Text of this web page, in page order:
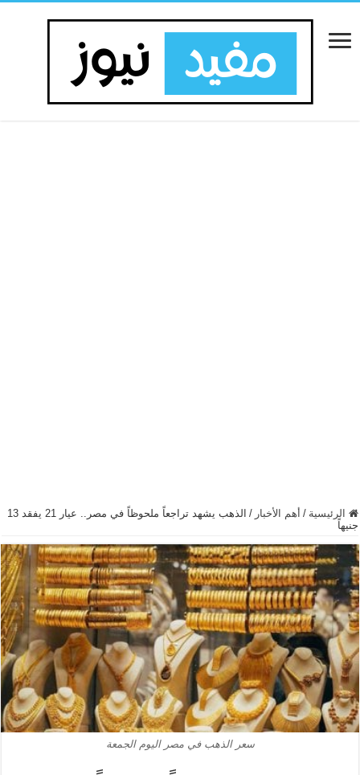
الرئيسية / أهم الأخبار /
الذهب يشهد تراجعاً ملحوظاً في مصر.. عيار 21 يفقد 13
جنيهاً
سعر الذهب في مصر اليوم الجمعة